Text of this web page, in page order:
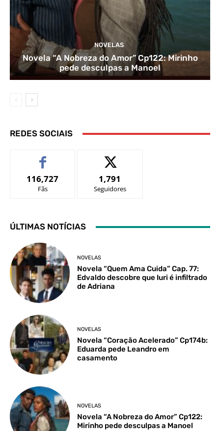
NOVELAS
Novela “A Nobreza do Amor” Cp122: Mirinho
pede desculpas a Manoel
REDES SOCIAIS
116,727
Fãs
1,791
Seguidores
ÚLTIMAS NOTÍCIAS
NOVELAS
Novela “Quem Ama Cuida” Cap. 77:
Edvaldo descobre que Iuri é infiltrado
de Adriana
NOVELAS
Novela “Coração Acelerado” Cp174b:
Eduarda pede Leandro em
casamento
NOVELAS
Novela “A Nobreza do Amor” Cp122:
Mirinho pede desculpas a Manoel